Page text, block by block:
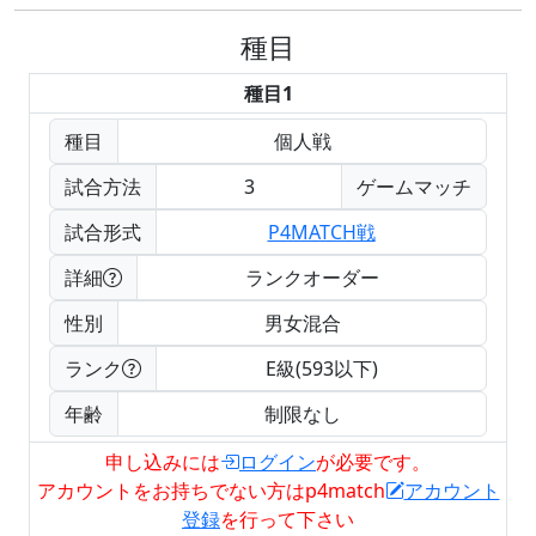
種目
種目1
種目
個人戦
試合方法
3
ゲームマッチ
試合形式
P4MATCH戦
詳細
ランクオーダー
性別
男女混合
ランク
E級(593以下)
年齢
制限なし
申し込みには
ログインが必要です。
アカウントをお持ちでない方はp4match
アカウント
登録を行って下さい